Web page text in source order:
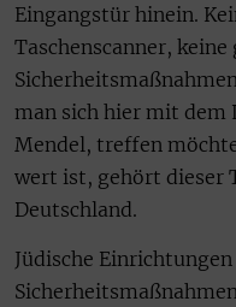
Eingangstür hinein.
Taschenscanner, keine
man sich hier mit dem
Mendel, treffen
wert ist, gehört dieser
Deutschland.
Jüdische